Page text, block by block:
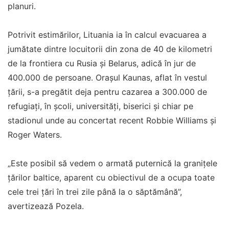
planuri.
Potrivit estimărilor, Lituania ia în calcul evacuarea a
jumătate dintre locuitorii din zona de 40 de kilometri
de la frontiera cu Rusia și Belarus, adică în jur de
400.000 de persoane. Orașul Kaunas, aflat în vestul
țării, s-a pregătit deja pentru cazarea a 300.000 de
refugiați, în școli, universități, biserici și chiar pe
stadionul unde au concertat recent Robbie Williams și
Roger Waters.
„Este posibil să vedem o armată puternică la granițele
țărilor baltice, aparent cu obiectivul de a ocupa toate
cele trei țări în trei zile până la o săptămână”,
avertizează Pozela.